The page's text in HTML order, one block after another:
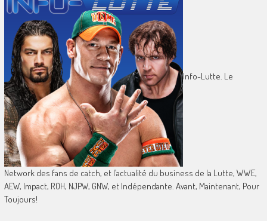
Info-Lutte. Le
Network des fans de catch, et l’actualité du business de la Lutte, WWE,
AEW, Impact, ROH, NJPW, GNW, et Indépendante. Avant, Maintenant, Pour
Toujours!